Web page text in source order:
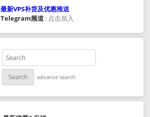
最新VPS补货及优惠推送
Telegram频道 : 点击加入
advance search